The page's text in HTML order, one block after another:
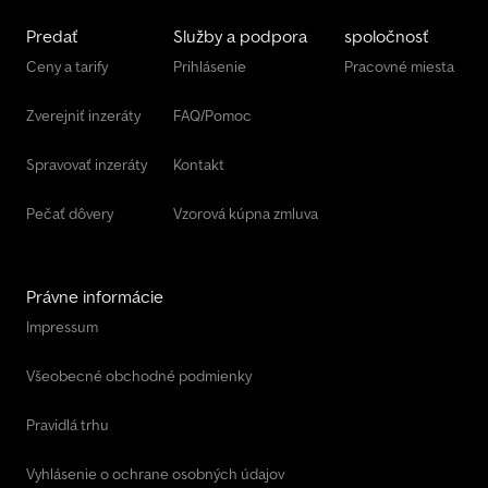
Predať
Ceny a tarify
Zverejniť inzeráty
Spravovať inzeráty
Pečať dôvery
Služby a podpora
Prihlásenie
FAQ/Pomoc
Kontakt
Vzorová kúpna zmluva
spoločnosť
Pracovné miesta
Právne informácie
Impressum
Všeobecné obchodné podmienky
Pravidlá trhu
Vyhlásenie o ochrane osobných údajov